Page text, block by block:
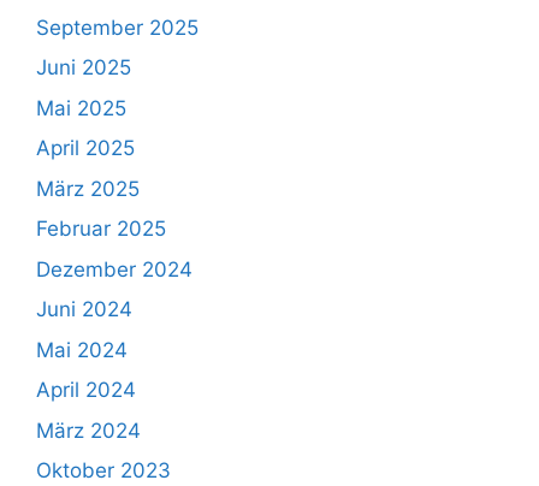
September 2025
Juni 2025
Mai 2025
April 2025
März 2025
Februar 2025
Dezember 2024
Juni 2024
Mai 2024
April 2024
März 2024
Oktober 2023